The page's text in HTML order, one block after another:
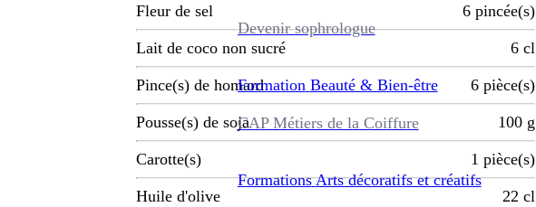
Devenir sophrologue
Formation Beauté & Bien-être
CAP Métiers de la Coiffure
Formations Arts décoratifs et créatifs
Fleur de sel 6 pincée(s)
Lait de coco non sucré 6 cl
Pince(s) de homard 6 pièce(s)
Pousse(s) de soja 100 g
Carotte(s) 1 pièce(s)
Huile d'olive 22 cl